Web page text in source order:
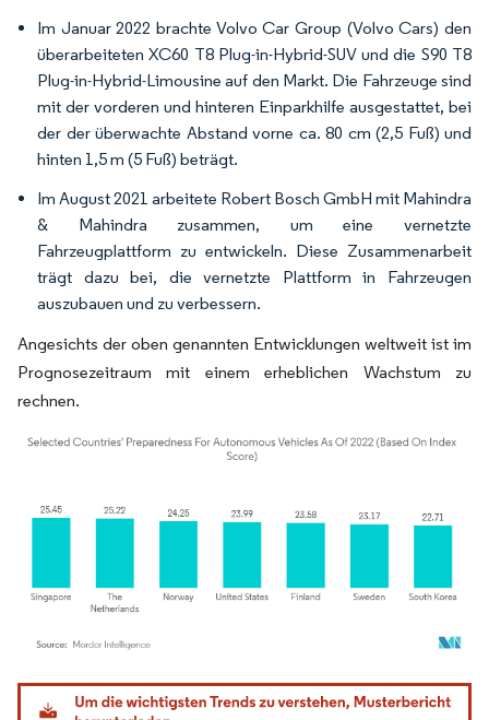
Im Januar 2022 brachte Volvo Car Group (Volvo Cars) den
überarbeiteten XC60 T8 Plug-in-Hybrid-SUV und die S90 T8
Plug-in-Hybrid-Limousine auf den Markt. Die Fahrzeuge sind
mit der vorderen und hinteren Einparkhilfe ausgestattet, bei
der der überwachte Abstand vorne ca. 80 cm (2,5 Fuß) und
hinten 1,5 m (5 Fuß) beträgt.
Im August 2021 arbeitete Robert Bosch GmbH mit Mahindra
& Mahindra zusammen, um eine vernetzte
Fahrzeugplattform zu entwickeln. Diese Zusammenarbeit
trägt dazu bei, die vernetzte Plattform in Fahrzeugen
auszubauen und zu verbessern.
Angesichts der oben genannten Entwicklungen weltweit ist im
Prognosezeitraum mit einem erheblichen Wachstum zu
rechnen.
Bild © Mordor Intelligence. Wiederverwendung erfordert Namensnennung gemäß